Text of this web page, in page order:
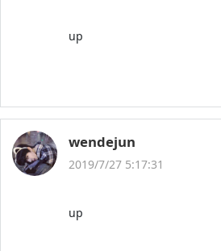
up
wendejun
2019/7/27 5:17:31
up